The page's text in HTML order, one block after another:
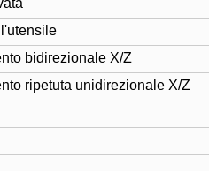
bidirezionale X/Z
ripetuta unidirezionale X/Z